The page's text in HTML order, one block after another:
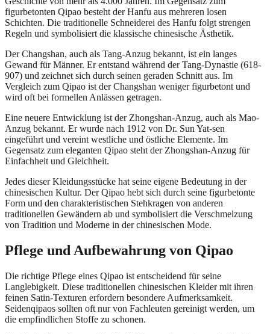
figurbetonten Qipao besteht der Hanfu aus mehreren losen
Schichten. Die traditionelle Schneiderei des Hanfu folgt strengen
Regeln und symbolisiert die klassische chinesische Ästhetik.
Der Changshan, auch als Tang-Anzug bekannt, ist ein langes
Gewand für Männer. Er entstand während der Tang-Dynastie (618-
907) und zeichnet sich durch seinen geraden Schnitt aus. Im
Vergleich zum Qipao ist der Changshan weniger figurbetont und
wird oft bei formellen Anlässen getragen.
Eine neuere Entwicklung ist der Zhongshan-Anzug, auch als Mao-
Anzug bekannt. Er wurde nach 1912 von Dr. Sun Yat-sen
eingeführt und vereint westliche und östliche Elemente. Im
Gegensatz zum eleganten Qipao steht der Zhongshan-Anzug für
Einfachheit und Gleichheit.
Jedes dieser Kleidungsstücke hat seine eigene Bedeutung in der
chinesischen Kultur. Der Qipao hebt sich durch seine figurbetonte
Form und den charakteristischen Stehkragen von anderen
traditionellen Gewändern ab und symbolisiert die Verschmelzung
von Tradition und Moderne in der chinesischen Mode.
Pflege und Aufbewahrung von Qipao
Die richtige Pflege eines Qipao ist entscheidend für seine
Langlebigkeit. Diese traditionellen chinesischen Kleider mit ihren
feinen Satin-Texturen erfordern besondere Aufmerksamkeit.
Seidenqipaos sollten oft nur von Fachleuten gereinigt werden, um
die empfindlichen Stoffe zu schonen.